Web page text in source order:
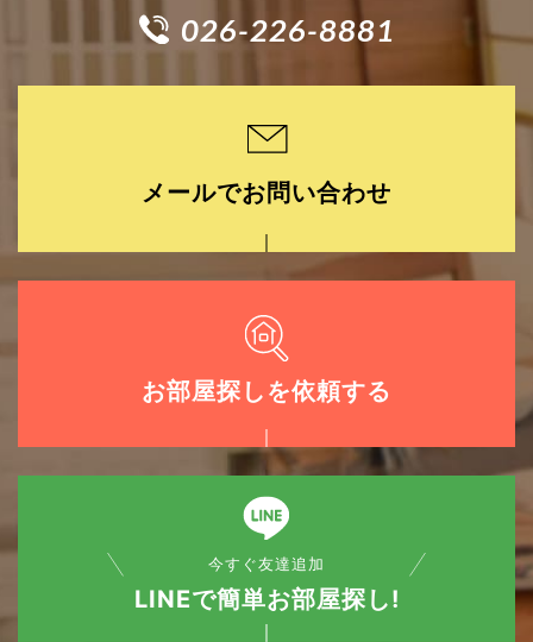
026-226-8881
メールでお問い合わせ
お部屋探しを依頼する
今すぐ友達追加
LINEで簡単お部屋探し!